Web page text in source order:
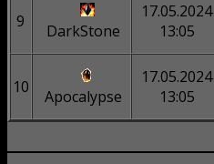
9 DarkStone
17.05.2024
13:05
10 Apocalypse
17.05.2024
13:05